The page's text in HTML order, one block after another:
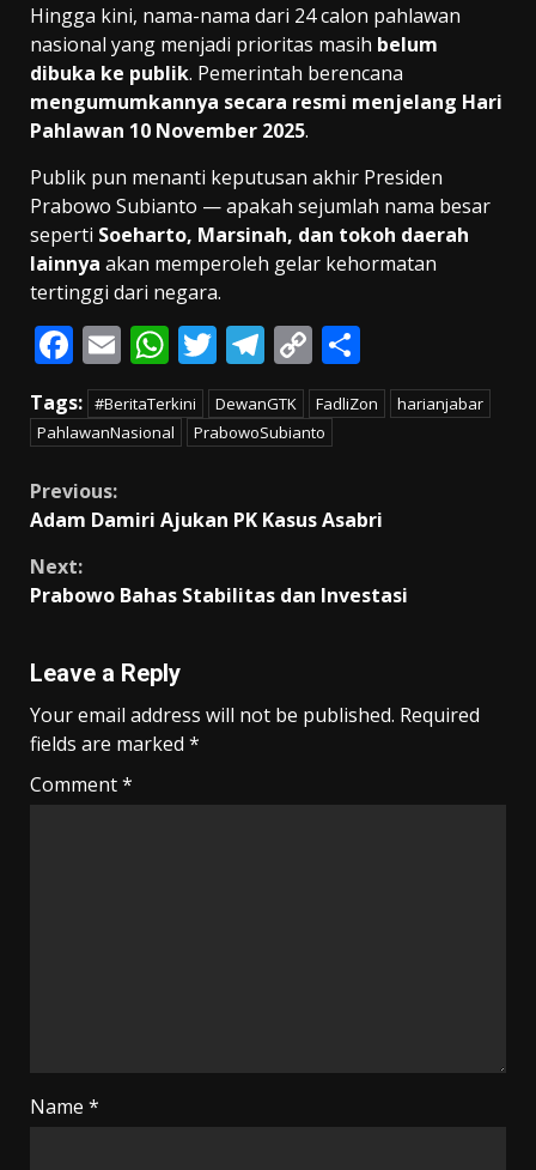
Hingga kini, nama-nama dari 24 calon pahlawan
nasional yang menjadi prioritas masih belum
dibuka ke publik. Pemerintah berencana
mengumumkannya secara resmi menjelang Hari
Pahlawan 10 November 2025.
Publik pun menanti keputusan akhir Presiden
Prabowo Subianto — apakah sejumlah nama besar
seperti Soeharto, Marsinah, dan tokoh daerah
lainnya akan memperoleh gelar kehormatan
tertinggi dari negara.
F
ac
e
b
o
o
k
E
m
ai
l
W
h
at
s
p
T
w
itt
er
T
el
e
gr
m
C
o
p
y
n
h
ar
Tags: #BeritaTerkini DewanGTK FadliZon
harianjabar
PahlawanNasional
PrabowoSubianto
Continue
Previous:
Adam Damiri Ajukan PK Kasus Asabri
Next:
Prabowo Bahas Stabilitas dan Investasi
Leave a Reply
Your email address will not be published. Required
fields are marked *
Comment*
Name *